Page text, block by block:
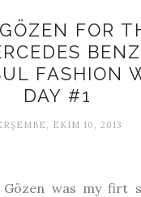
FOR
BENZ
FASHION
DAY #1
EKIM 10, 2013
was my firt